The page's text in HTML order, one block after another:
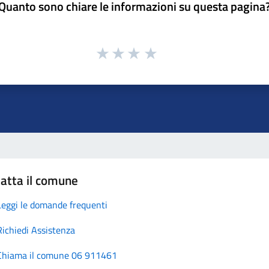
sono chiare le informazioni su questa
il comune
le domande frequenti
Assistenza
il comune 06 911461